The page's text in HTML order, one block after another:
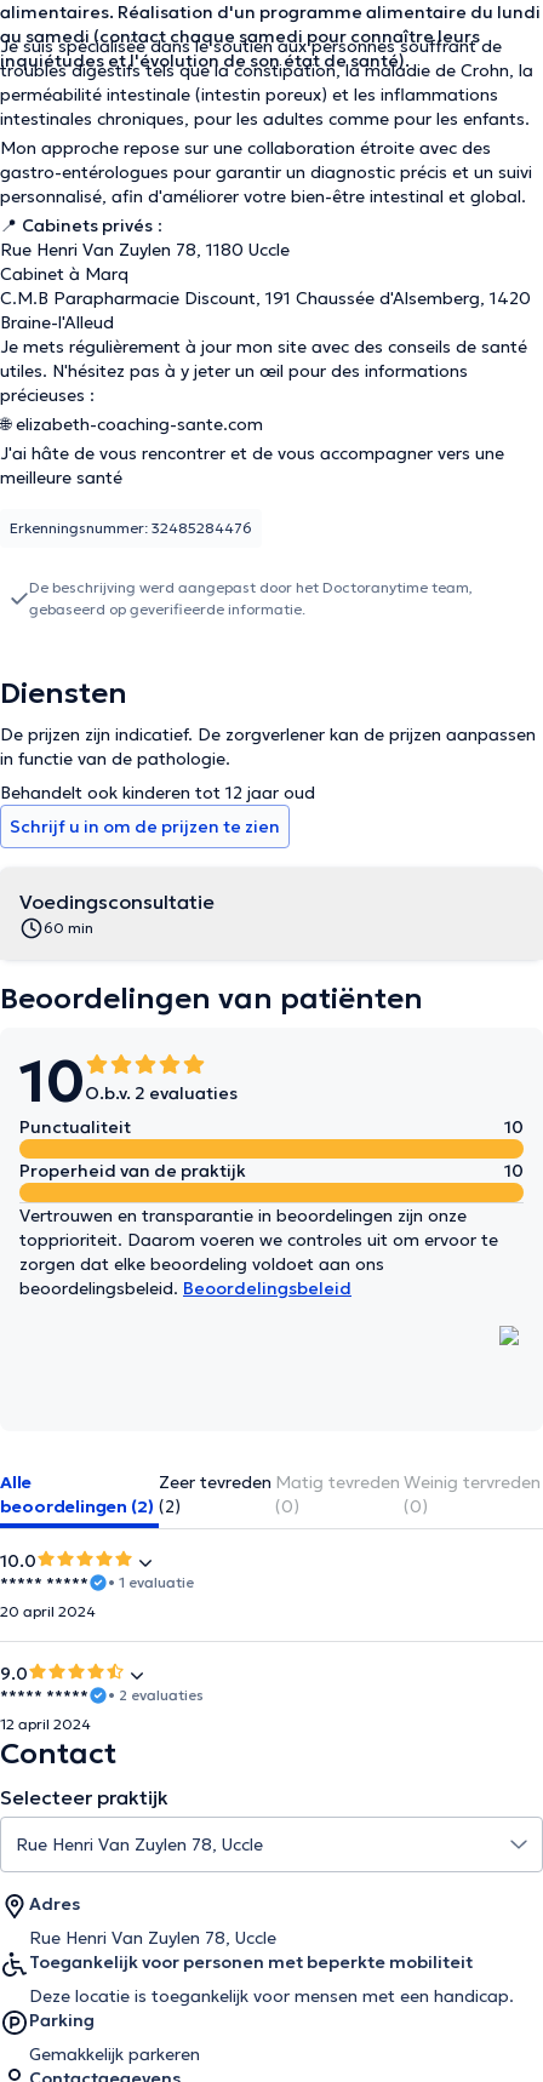
alimentaires. Réalisation d'un programme alimentaire du lundi
au samedi (contact chaque samedi pour connaître leurs
inquiétudes et l'évolution de son état de santé).
Je suis spécialisée dans le soutien aux personnes souffrant de
troubles digestifs tels que la constipation, la maladie de Crohn, la
perméabilité intestinale (intestin poreux) et les inflammations
intestinales chroniques, pour les adultes comme pour les enfants.
Mon approche repose sur une collaboration étroite avec des
gastro-entérologues pour garantir un diagnostic précis et un suivi
personnalisé, afin d'améliorer votre bien-être intestinal et global.
📍 Cabinets privés :
Rue Henri Van Zuylen 78, 1180 Uccle
Cabinet à Marq
C.M.B Parapharmacie Discount, 191 Chaussée d'Alsemberg, 1420
Braine-l'Alleud
Je mets régulièrement à jour mon site avec des conseils de santé
utiles. N'hésitez pas à y jeter un œil pour des informations
précieuses :
🌐elizabeth-coaching-sante.com
J'ai hâte de vous rencontrer et de vous accompagner vers une
meilleure santé
Erkenningsnummer: 32485284476
De beschrijving werd aangepast door het Doctoranytime team,
gebaseerd op geverifieerde informatie.
Diensten
De prijzen zijn indicatief. De zorgverlener kan de prijzen aanpassen
in functie van de pathologie.
Behandelt ook kinderen tot 12 jaar oud
Schrijf u in om de prijzen te zien
Voedingsconsultatie
60 min
Beoordelingen van patiënten
10O.b.v. 2 evaluaties
Punctualiteit
10
Properheid van de praktijk
10
Vertrouwen en transparantie in beoordelingen zijn onze
topprioriteit. Daarom voeren we controles uit om ervoor te
zorgen dat elke beoordeling voldoet aan ons
beoordelingsbeleid. Beoordelingsbeleid
Alle
beoordelingen (2)
Zeer tevreden
(2)
Matig tevreden
(0)
Weinig tervreden
(0)
10.0
***** *****
• 1 evaluatie
20 april 2024
9.0
***** *****
• 2 evaluaties
12 april 2024
Contact
Selecteer praktijk
Adres
Rue Henri Van Zuylen 78, Uccle
Toegankelijk voor personen met beperkte mobiliteit
Deze locatie is toegankelijk voor mensen met een handicap.
Parking
Gemakkelijk parkeren